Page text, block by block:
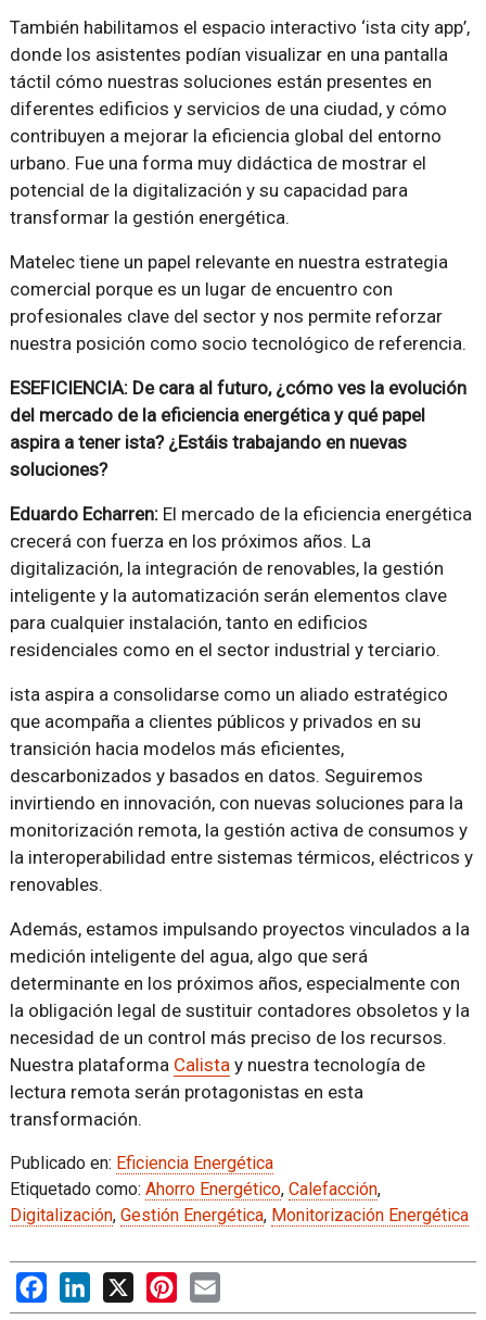
También habilitamos el espacio interactivo ‘ista city app’,
donde los asistentes podían visualizar en una pantalla
táctil cómo nuestras soluciones están presentes en
diferentes edificios y servicios de una ciudad, y cómo
contribuyen a mejorar la eficiencia global del entorno
urbano. Fue una forma muy didáctica de mostrar el
potencial de la digitalización y su capacidad para
transformar la gestión energética.
Matelec tiene un papel relevante en nuestra estrategia
comercial porque es un lugar de encuentro con
profesionales clave del sector y nos permite reforzar
nuestra posición como socio tecnológico de referencia.
ESEFICIENCIA: De cara al futuro, ¿cómo ves la evolución
del mercado de la eficiencia energética y qué papel
aspira a tener ista? ¿Estáis trabajando en nuevas
soluciones?
Eduardo Echarren:El mercado de la eficiencia energética
crecerá con fuerza en los próximos años. La
digitalización, la integración de renovables, la gestión
inteligente y la automatización serán elementos clave
para cualquier instalación, tanto en edificios
residenciales como en el sector industrial y terciario.
ista aspira a consolidarse como un aliado estratégico
que acompaña a clientes públicos y privados en su
transición hacia modelos más eficientes,
descarbonizados y basados en datos. Seguiremos
invirtiendo en innovación, con nuevas soluciones para la
monitorización remota, la gestión activa de consumos y
la interoperabilidad entre sistemas térmicos, eléctricos y
renovables.
Además, estamos impulsando proyectos vinculados a la
medición inteligente del agua, algo que será
determinante en los próximos años, especialmente con
la obligación legal de sustituir contadores obsoletos y la
necesidad de un control más preciso de los recursos.
Nuestra plataforma Calistay nuestra tecnología de
lectura remota serán protagonistas en esta
transformación.
Publicado en: Eficiencia Energética
Etiquetado como: Ahorro Energético, Calefacción,
Digitalización, Gestión Energética, Monitorización Energética
FacebookLinkedIn Pinterest